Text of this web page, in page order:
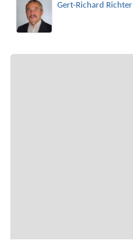
Gert-Richard Richter